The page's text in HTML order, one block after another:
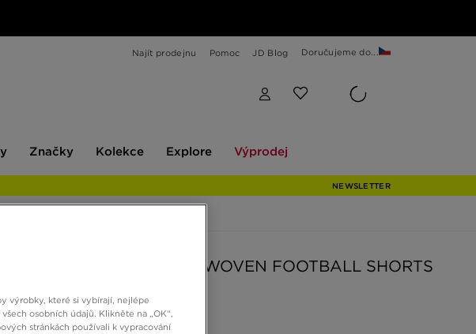
Najít prodejnu Pomoc JD Blog Doručujeme do...
Značky Kolekce Explore Výprodej
NEWSLETTER
ADIDAS MATCH WOVEN FOOTBALL SHORTS
290 Kč
výrobky, které si vybírají, nejlépe
osobních údajů. Klikněte na „OK“,
stránkách používali k vypracování